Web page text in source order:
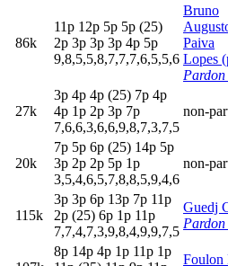
86k
11p 12p 5p 5p (25)
2p 3p 3p 3p 4p 5p
9,8,5,5,8,7,7,7,6,5,5,6
Bruno
Paiva
Lopes
Pardon
27k
3p 4p 4p (25) 7p 4p
4p 1p 2p 3p 7p
7,6,6,3,6,6,9,8,7,3,7,5
non-
20k
7p 5p 6p (25) 14p 5p
3p 2p 2p 5p 1p
3,5,4,6,5,7,8,8,5,9,4,6
non-
115k
3p 3p 6p 13p 7p 11p
2p (25) 6p 1p 11p
7,7,4,7,3,9,8,4,9,9,7,5
Guedj
Pardon
8p 14p 4p 1p 11p 1p
Foulon